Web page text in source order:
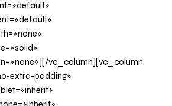
vc_column][vc_column
extra-padding»